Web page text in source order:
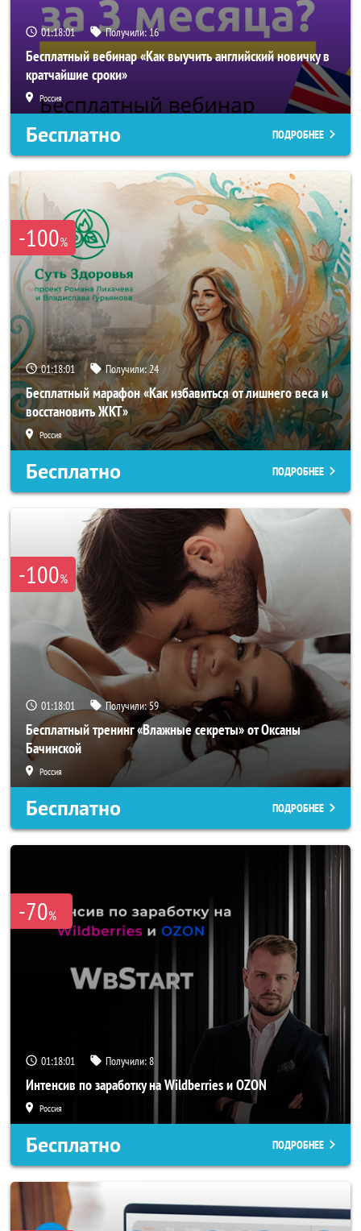
01:17:58 Получили:16
Бесплатный вебинар «Как выучить английский новичку в
кратчайшие сроки»
Россия
Бесплатно ПОДРОБНЕЕ
-100%
01:17:58 Получили:24
Бесплатный марафон «Как избавиться от лишнего веса и
восстановить ЖКТ»
Россия
Бесплатно ПОДРОБНЕЕ
-100%
01:17:58 Получили:59
Бесплатный тренинг «Влажные секреты» от Оксаны
Бачинской
Россия
Бесплатно ПОДРОБНЕЕ
-70%
01:17:58 Получили:8
Интенсив по заработку на Wildberries и OZON
Россия
Бесплатно ПОДРОБНЕЕ